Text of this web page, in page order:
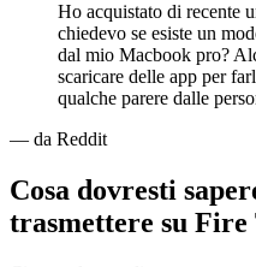
Ho acquistato di recente
chiedevo se esiste un
dal mio Macbook pro?
scaricare delle app per
qualche parere dalle
— da Reddit
Cosa dovresti
trasmettere su